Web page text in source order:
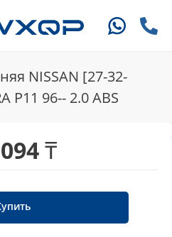
NISSAN [27-32-
P11 96-- 2.0 ABS
₸